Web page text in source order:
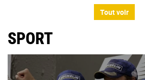
Tout voir
SPORT